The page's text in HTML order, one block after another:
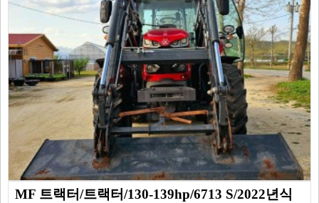
MF 트랙터/트랙터/130-139hp/6713 S/2022년식